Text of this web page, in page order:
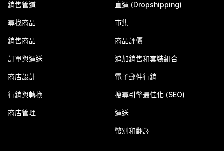
銷售管道
尋找商品
銷售商品
訂單與運送
商店設計
行銷與轉換
商店管理
直運 (Dropshipping)
市集
商品評價
追加銷售和套裝組合
電子郵件行銷
搜尋引擎最佳化 (SEO)
運送
幣別和翻譯